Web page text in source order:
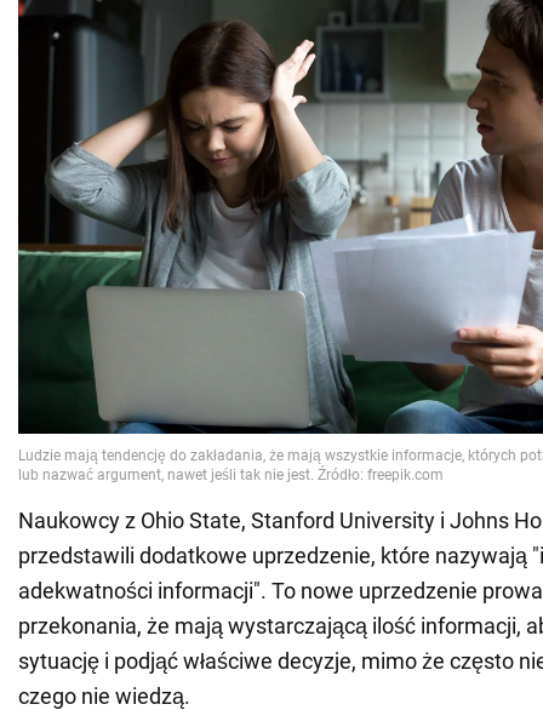
Naukowcy z Ohio State, Stanford University i Johns
przedstawili dodatkowe uprzedzenie, które nazywają
adekwatności informacji". To nowe uprzedzenie
przekonania, że mają wystarczającą ilość informacji,
sytuację i podjąć właściwe decyzje, mimo że często
czego nie wiedzą.